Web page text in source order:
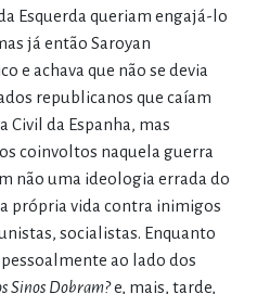
Esquerda queriam engajá-lo
já então Saroyan
e achava que não se devia
republicanos que caíam
Civil da Espanha, mas
coinvoltos naquela guerra
não uma ideologia errada do
própria vida contra inimigos
socialistas. Enquanto
ao lado dos
Sinos Dobram?e, mais, tarde,